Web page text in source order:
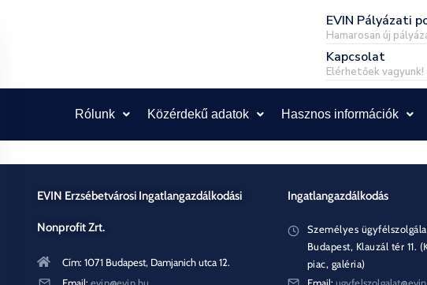
EVIN Pályázati
Hamarosan új
Kapcsolat
Elérhetőek vagyunk!
Rólunk Közérdekű adatok Hasznos információk
EVIN Erzsébetvárosi Ingatlangazdálkodási
Nonprofit Zrt.
Cím: 1071 Budapest, Damjanich utca 12.
Ingatlangazdálkodás
Személyes
Budapest, Klauzál tér 11.
piac, galéria)